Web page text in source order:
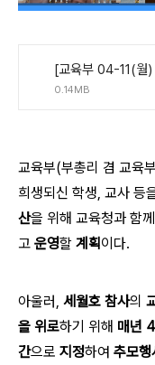
0.14MB
교육부(부총리 겸 교육
희생되신 학생, 교사 등
산을 위해 교육청과 함께
고 운영할 계획이다.
아울러, 세월호 참사의
을 위로하기 위해 매년
간으로 지정하여 추모행